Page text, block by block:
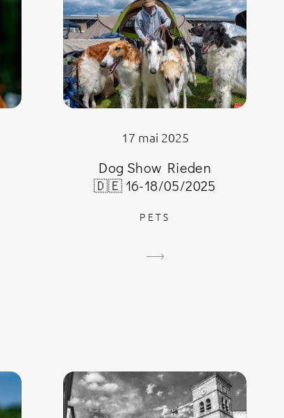
17 mai 2025
Dog Show Rieden
🇩🇪 16-18/05/2025
PETS